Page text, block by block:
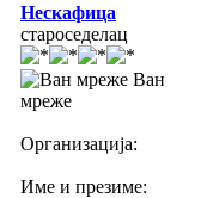
Нескафица
староседелац
Ван
мреже
Организација:
Име и презиме: